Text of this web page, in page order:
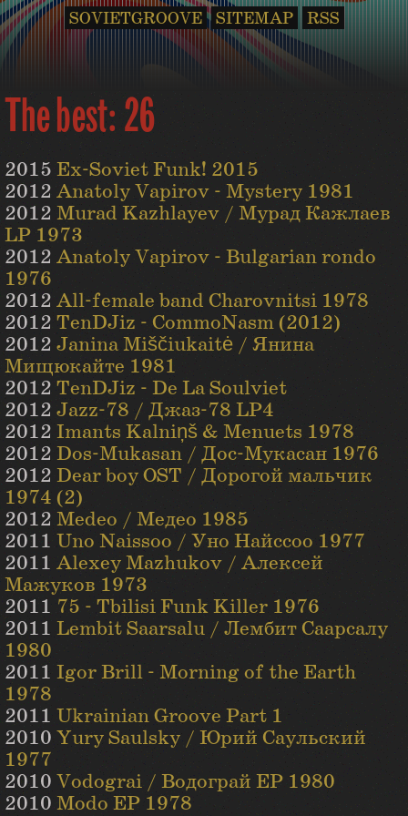
SOVIETGROOVE SITEMAP RSS
The best: 26
2015 Ex-Soviet Funk! 2015
2012 Anatoly Vapirov - Mystery 1981
2012 Murad Kazhlayev / Мурад Кажлаев
LP 1973
2012 Anatoly Vapirov - Bulgarian rondo
1976
2012 All-female band Charovnitsi 1978
2012 TenDJiz - CommoNasm (2012)
2012 Janina Miščiukaitė / Янина
Мищюкайте 1981
2012 TenDJiz - De La Soulviet
2012 Jazz-78 / Джаз-78 LP4
2012 Imants Kalniņš & Menuets 1978
2012
Dos-Mukasan / Дос-Мукасан 1976
2012
Dear boy OST / Дорогой мальчик
1974 (2)
2012 Medeo / Медео 1985
2011 Uno Naissoo / Уно Найссоо 1977
2011 Alexey Mazhukov / Алексей
Мажуков 1973
2011 75 - Tbilisi Funk Killer 1976
2011
Lembit Saarsalu / Лембит Саарсалу
1980
2011
Igor Brill - Morning of the Earth
1978
2011 Ukrainian Groove Part 1
2010 Yury Saulsky / Юрий Саульский
1977
2010 Vodograi / Водограй EP 1980
2010 Modo EP 1978